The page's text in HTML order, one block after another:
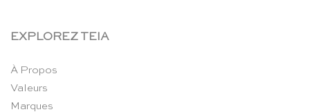
EXPLOREZ TEIA
À Propos
Valeurs
Marques